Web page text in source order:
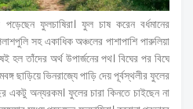
ফুলচাষিরা। ফুল চাষ করেন বর্ধমানের
সহ একাধিক অঞ্চলের পাশাপাশি পারুলিয়া
তাঁদের অর্থ উপার্জনের পথ। বিঘের পর বিঘে
ছাড়িয়ে ভিনরাজ্যে পাড়ি দেয় পূর্বস্থলীর ফুলের
একটু অন্যরকম। ফুলের চারা কিনতে চাইছেন না